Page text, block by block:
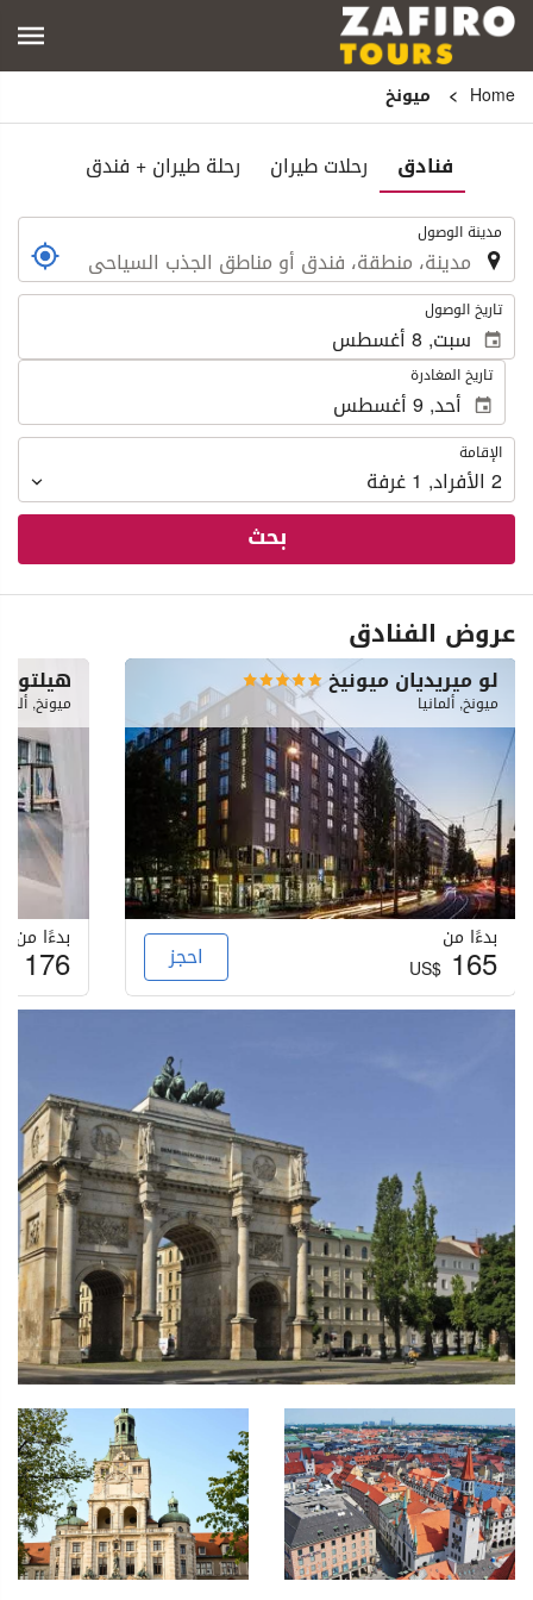
Home ميونخ
فنادق رحلات طيران رحلة طيران + فندق
. مدينة الوصول
. تاريخ الوصول
تاريخ المغادرة
الإقامة
الإقامة
2 الأفراد,
1غرفة
بحث
عروض الفنادق
لو ميريديان ميونيخ
ميونخ, ألمانيا
بدءًا من
US$165 احجز
ميونخ,
بدءًا من
176